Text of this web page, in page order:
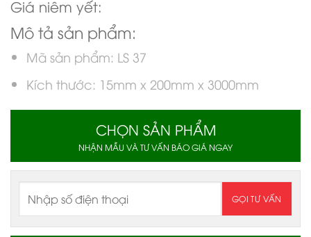
Giá niêm yết:
Mô tả sản phẩm:
Mã sản phẩm: LS 37
Kích thước: 15mm x 200mm x 3000mm
CHỌN SẢN PHẨM
NHẬN MẪU VÀ TƯ VẤN BÁO GIÁ NGAY